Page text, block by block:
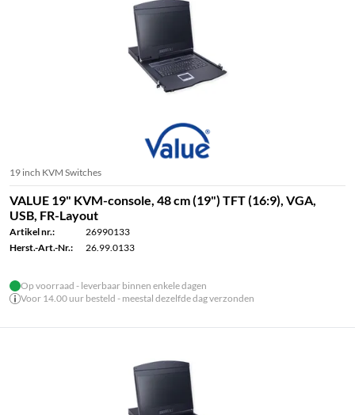
19 inch KVM Switches
VALUE 19" KVM-console, 48 cm (19") TFT (16:9), VGA,
USB, FR-Layout
Artikel nr.:
26990133
Herst.-Art.-Nr.:
26.99.0133
Op voorraad - leverbaar binnen enkele dagen
Voor 14.00 uur besteld - meestal dezelfde dag verzonden